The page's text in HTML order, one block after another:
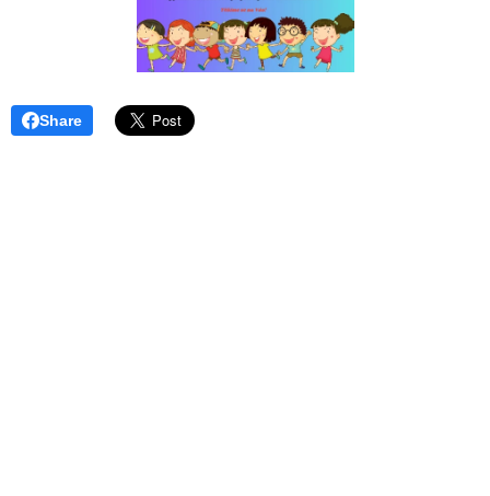
Share